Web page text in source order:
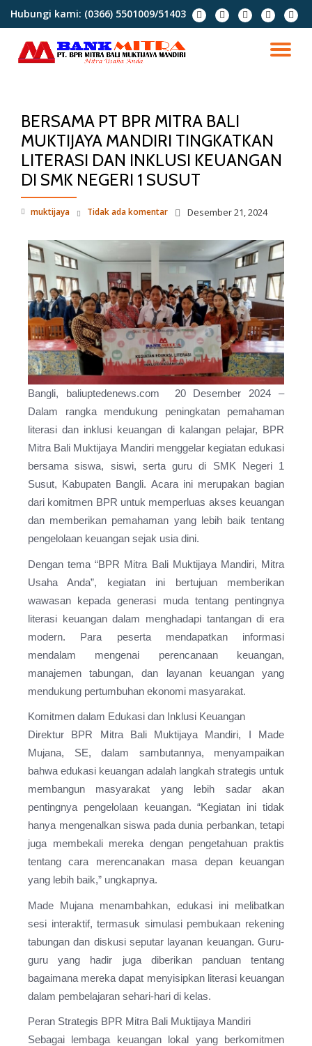
konten
Hubungi kami: (0366) 5501009/51403
BERSAMA PT BPR MITRA BALI
MUKTIJAYA MANDIRI TINGKATKAN
LITERASI DAN INKLUSI KEUANGAN
DI SMK NEGERI 1 SUSUT
muktijaya Desember 21, 2024
Tidak ada komentar
Bangli, baliuptedenews.com 20 Desember 2024 –
Dalam rangka mendukung peningkatan pemahaman
literasi dan inklusi keuangan di kalangan pelajar, BPR
Mitra Bali Muktijaya Mandiri menggelar kegiatan edukasi
bersama siswa, siswi, serta guru di SMK Negeri 1
Susut, Kabupaten Bangli. Acara ini merupakan bagian
dari komitmen BPR untuk memperluas akses keuangan
dan memberikan pemahaman yang lebih baik tentang
pengelolaan keuangan sejak usia dini.
Dengan tema “BPR Mitra Bali Muktijaya Mandiri, Mitra
Usaha Anda”, kegiatan ini bertujuan memberikan
wawasan kepada generasi muda tentang pentingnya
literasi keuangan dalam menghadapi tantangan di era
modern. Para peserta mendapatkan informasi
mendalam mengenai perencanaan keuangan,
manajemen tabungan, dan layanan keuangan yang
mendukung pertumbuhan ekonomi masyarakat.
Komitmen dalam Edukasi dan Inklusi Keuangan
Direktur BPR Mitra Bali Muktijaya Mandiri, I Made
Mujana, SE, dalam sambutannya, menyampaikan
bahwa edukasi keuangan adalah langkah strategis untuk
membangun masyarakat yang lebih sadar akan
pentingnya pengelolaan keuangan. “Kegiatan ini tidak
hanya mengenalkan siswa pada dunia perbankan, tetapi
juga membekali mereka dengan pengetahuan praktis
tentang cara merencanakan masa depan keuangan
yang lebih baik,” ungkapnya.
Made Mujana menambahkan, edukasi ini melibatkan
sesi interaktif, termasuk simulasi pembukaan rekening
tabungan dan diskusi seputar layanan keuangan. Guru-
guru yang hadir juga diberikan panduan tentang
bagaimana mereka dapat menyisipkan literasi keuangan
dalam pembelajaran sehari-hari di kelas.
Peran Strategis BPR Mitra Bali Muktijaya Mandiri
Sebagai lembaga keuangan lokal yang berkomitmen